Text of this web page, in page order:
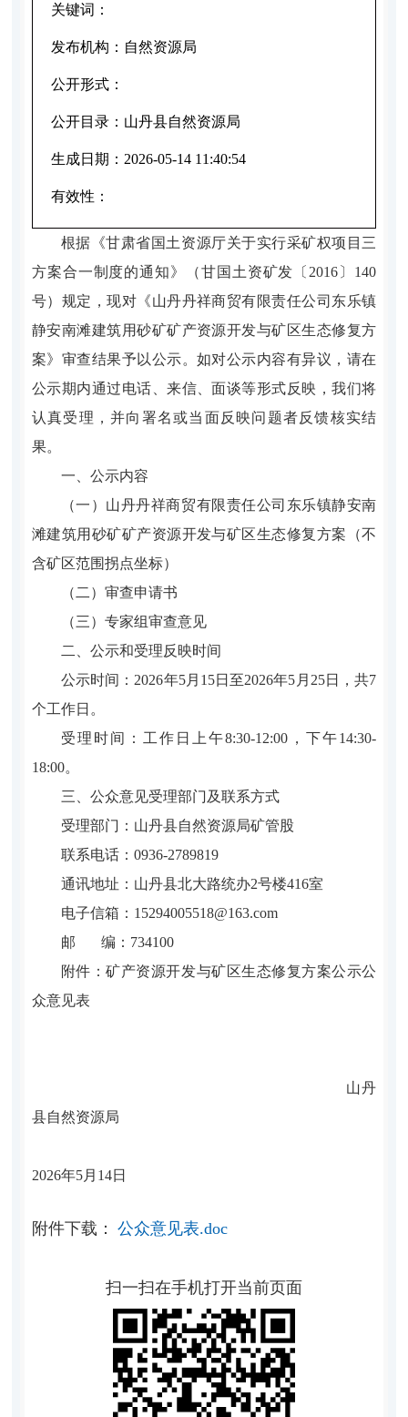
关键词：
发布机构： 自然资源局
公开形式：
公开目录： 山丹县自然资源局
生成日期： 2026-05-14 11:40:54
有效性：
根据《甘肃省国土资源厅关于实行采矿权项目三
方案合一制度的通知》（甘国土资矿发〔 2016 〕 140
号）规定，现对 《山丹丹祥商贸有限责任公司东乐镇
静安南滩建筑用砂矿矿产资源开发与矿区生态修复方
案》 审查结果予以公示。如对公示内容有异议，请在
公示期内通过电话、来信、面谈等形式反映，我们将
认真受理，并向署名或当面反映问题者反馈核实结
果。
一、公示内容
（一） 山丹丹祥商贸有限责任公司东乐镇静安南
滩建筑用砂矿矿产资源开发与矿区生态修复方案 （不
含矿区范围拐点坐标）
（二） 审查申请书
（三） 专家组审查意见
二、公示和受理反映时间
公示时间： 2026年5月 15日至2026年5 月 25日，共7
个工作日。
受理时间：工作日上午8:30-12:00 ，下午14:30-
18:00。
三、公众意见受理部门及联系方式
受理部门： 山丹县自然资源局矿管股
联系电话： 0936-2789819
通讯地址： 山丹县北大路统办2号楼416室
电子信箱： 15294005518@163.com
邮
编： 734100
附件：矿产资源开发与矿区生态修复方案公示公
众意见表
山丹
县自然资源局
2026年5月 14日
附件下载： 公众意见表.doc
扫一扫在手机打开当前页面